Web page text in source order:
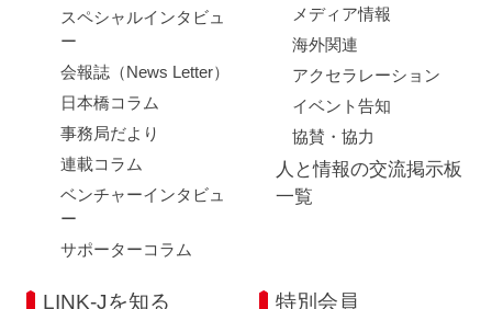
スペシャルインタビュ
ー
会報誌（News Letter）
日本橋コラム
事務局だより
連載コラム
ベンチャーインタビュ
ー
サポーターコラム
メディア情報
海外関連
アクセラレーション
イベント告知
協賛・協力
人と情報の交流掲示板
一覧
LINK-Jを知る 特別会員